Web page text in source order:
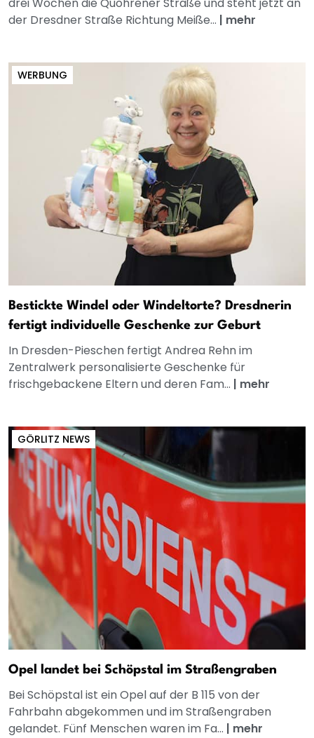
drei Wochen die Quohrener Straße und steht jetzt an
der Dresdner Straße Richtung Meiße... | mehr
WERBUNG
Bestickte Windel oder Windeltorte? Dresdnerin
fertigt individuelle Geschenke zur Geburt
In Dresden-Pieschen fertigt Andrea Rehn im
Zentralwerk personalisierte Geschenke für
frischgebackene Eltern und deren Fam... | mehr
GÖRLITZ NEWS
Opel landet bei Schöpstal im Straßengraben
Bei Schöpstal ist ein Opel auf der B 115 von der
Fahrbahn abgekommen und im Straßengraben
gelandet. Fünf Menschen waren im Fa... | mehr